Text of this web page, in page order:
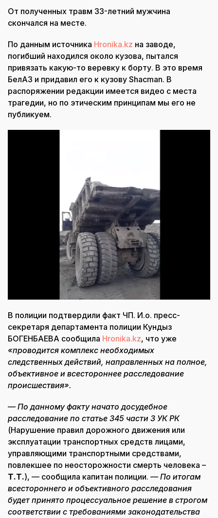
От полученных травм 33-летний мужчина
скончался на месте.
По данным источника Hronika.kz на заводе,
погибший находился около кузова, пытался
привязать какую-то веревку к борту. В это время
БелАЗ и придавил его к кузову Shacman. В
распоряжении редакции имеется видео с места
трагедии, но по этическим принципам мы его не
публикуем.
В полиции подтвердили факт ЧП. И.о. пресс-
секретаря департамента полиции Кундыз
БОГЕНБАЕВА сообщила Hronika.kz, что уже
«проводится комплекс необходимых
следственных действий, направленных на полное,
объективное и всестороннее расследование
происшествия».
— По данному факту начато досудебное
расследование по статье 345 части 3 УК РК
(Нарушение правил дорожного движения или
эксплуатации транспортных средств лицами,
управляющими транспортными средствами,
повлекшее по неосторожности смерть человека –
Т.Т.), — сообщила капитан полиции. — По итогам
всестороннего и объективного расследования
будет принято процессуальное решение в строгом
соответствии с требованиями законодательства